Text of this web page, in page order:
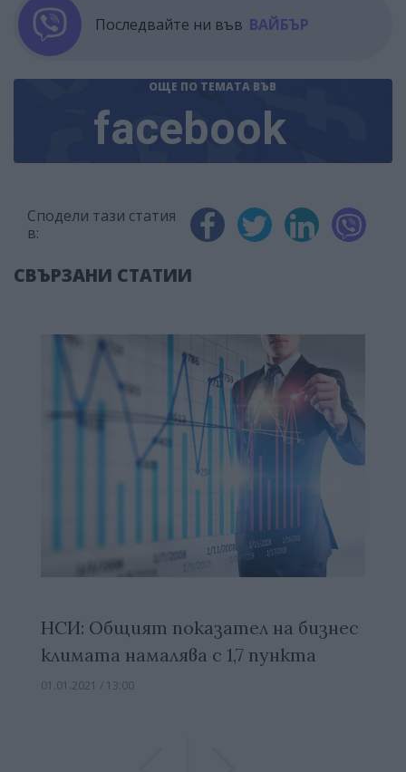
Последвайте ни във ВАЙБЪР
ОЩЕ ПО ТЕМАТА ВЪВ
facebook
Сподели тази статия
в:
СВЪРЗАНИ СТАТИИ
НСИ: Общият показател на бизнес
климата намалява с 1,7 пункта
01.01.2021 / 13:00